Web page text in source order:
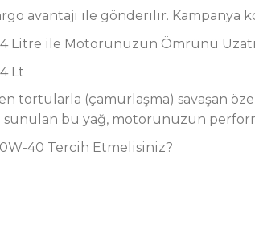
avantajı ile gönderilir.
4 Litre ile Motorunuzun Ömrünü
Lt
tortularla (çamurlaşma) savaşan
sunulan bu yağ, motorunuzun
40 Tercih Etmelisiniz?